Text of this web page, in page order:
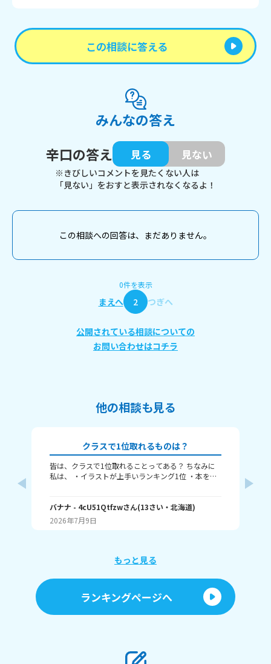
この相談に答える
みんなの答え
辛口の答え
見る 見ない
※きびしいコメントを見たくない人は
「見ない」をおすと表示されなくなるよ！
この相談への回答は、まだありません。
0件を表示
まえへ 2 つぎへ
公開されている相談についての
お問い合わせはコチラ
他の相談も見る
クラスで1位取れるものは？
皆は、クラスで1位取れることってある？ ちなみに
私は、 ・イラストが上手いランキング1位 ・本を読
ングで1位取れる？ 書いてくれたら嬉しいです！ じ
ゃね。
バナナ - 4cU51Qtfzwさん(13さい・ 北海道)
2026年7月9日
もっと見る
ランキングページへ